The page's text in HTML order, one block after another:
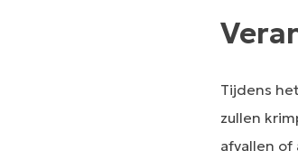
Tijdens
zullen
afvallen